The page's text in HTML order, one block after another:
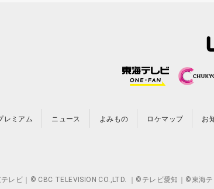
レミアム ニュース よみもの ロケマップ お
レビ｜© CBC TELEVISION CO.,LTD. ｜©テレビ愛知｜©東海